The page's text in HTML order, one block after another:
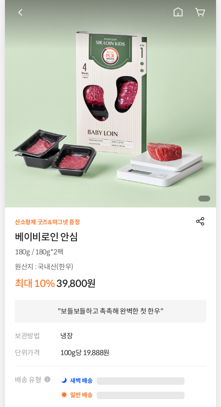
산소형제 굿즈&마그넷 증정
베이비로인 안심
180g / 180g*2팩
원산지 : 국내산(한우)
최대 10%39,800원
"보들보들하고 촉촉해 완벽한 첫 한우"
보관방법
냉장
단위가격
100g당 19,888원
배송 유형
새벽 배송
일반 배송